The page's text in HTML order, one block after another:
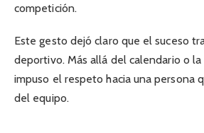
competición.
Este gesto dejó claro que el suceso
deportivo. Más allá del calendario o la
impuso el respeto hacia una persona
del equipo.